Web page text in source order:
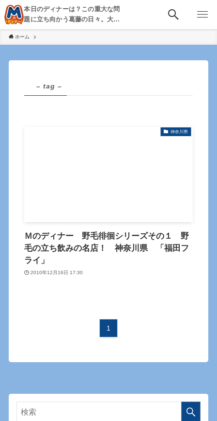
本日のディナーは？この重大な問
題に立ち向かう葛藤の日々。大
阪・京都・神戸を中心とした食べ
歩き、飲み歩きを綴る。
ホーム
– tag –
神奈川県
Ｍのディナー 野毛徘徊シリーズその１ 野
毛の立ち飲みの名店！ 神奈川県 「福田フ
ライ」
2010年12月16日 17:30
1